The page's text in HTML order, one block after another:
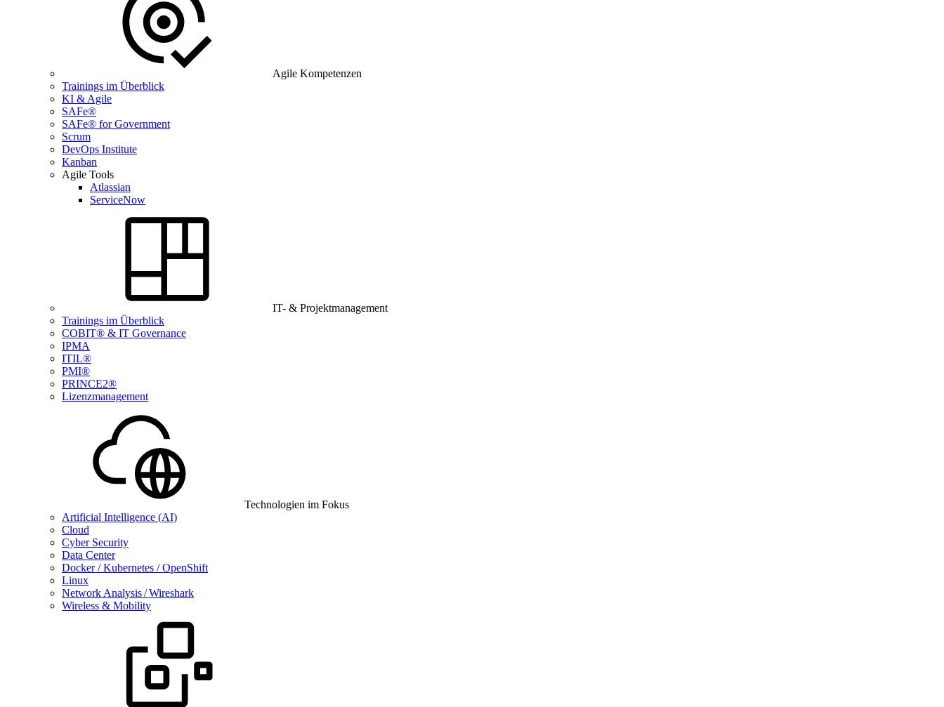
Agile Kompetenzen
Trainings im Überblick
KI & Agile
SAFe®
SAFe® for Government
Scrum
DevOps Institute
Kanban
Agile Tools
Atlassian
ServiceNow
IT- & Projektmanagement
Trainings im Überblick
COBIT® & IT Governance
IPMA
ITIL®
PMI®
PRINCE2®
Lizenzmanagement
Technologien im Fokus
Artificial Intelligence (AI)
Cloud
Cyber Security
Data Center
Docker / Kubernetes / OpenShift
Linux
Network Analysis / Wireshark
Wireless & Mobility